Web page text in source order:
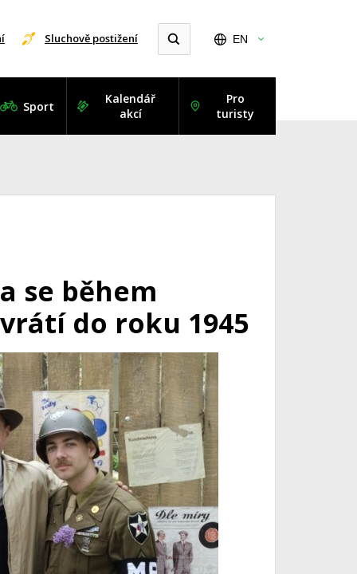
Sluchově postižení EN
Sport
Kalendář
akcí
Pro
turisty
se během
do roku 1945